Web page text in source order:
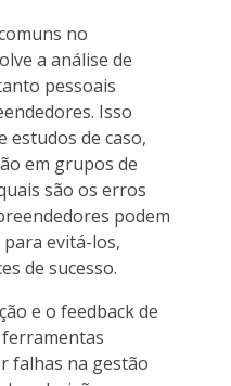
no
a análise de
pessoais
Isso
estudos de caso,
em grupos de
são os erros
podem
evitá-los,
de sucesso.
e o feedback de
falhas na gestão